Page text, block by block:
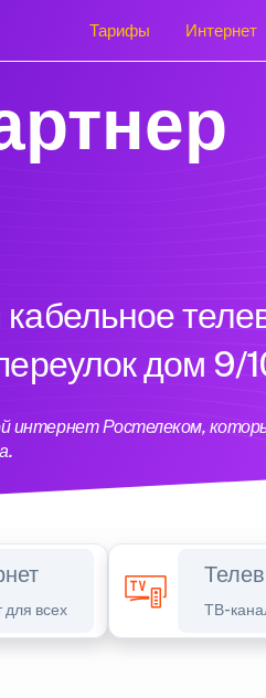
Тарифы Интернет
дом 9/
интернет Ростелеком,
для всех ТВ-